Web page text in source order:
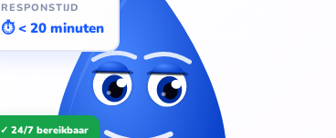
RESPONSTIJD
⏱ < 20 minuten
✓ 24/7 bereikbaar